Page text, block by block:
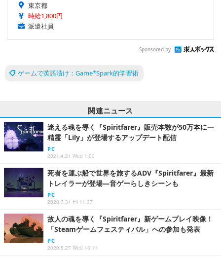
東京都
時給1,800円
派遣社員
Sponsored by
ゲームで英語漬け：Game*Spark的学習術
関連ニュース
迷える魂を導く『Spiritfarer』販売本数が50万本に―
精霊「Lily」が登場するアップデート配信
PC
2021.4.21 Wed 1:00
死者を運ぶ船で世界を旅するADV『Spiritfarer』最新
トレイラーが登場―音ゲーらしきシーンも
PC
2020.7.31 Fri 11:37
故人の魂を導く『Spiritfarer』新ゲームプレイ映像！
「Steamゲームフェスティバル」への参加も発表
PC
2020.5.27 Wed 13:11